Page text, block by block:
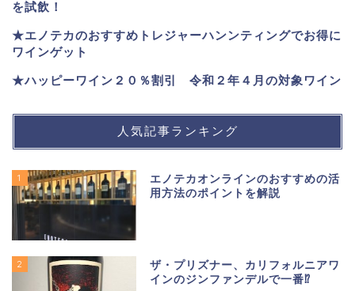
を試飲！
★エノテカのおすすめトレジャーハンンティングでお得に
ワインゲット
★ハッピーワイン２０％割引 令和２年４月の対象ワイン
人気記事ランキング
1
エノテカオンラインのおすすめの活
用方法のポイントを解説
2
ザ・プリズナー、カリフォルニアワ
インのジンファンデルで一番⁉